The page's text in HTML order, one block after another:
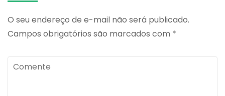
O seu endereço de e-mail não será publicado.
Campos obrigatórios são marcados com *
Comente